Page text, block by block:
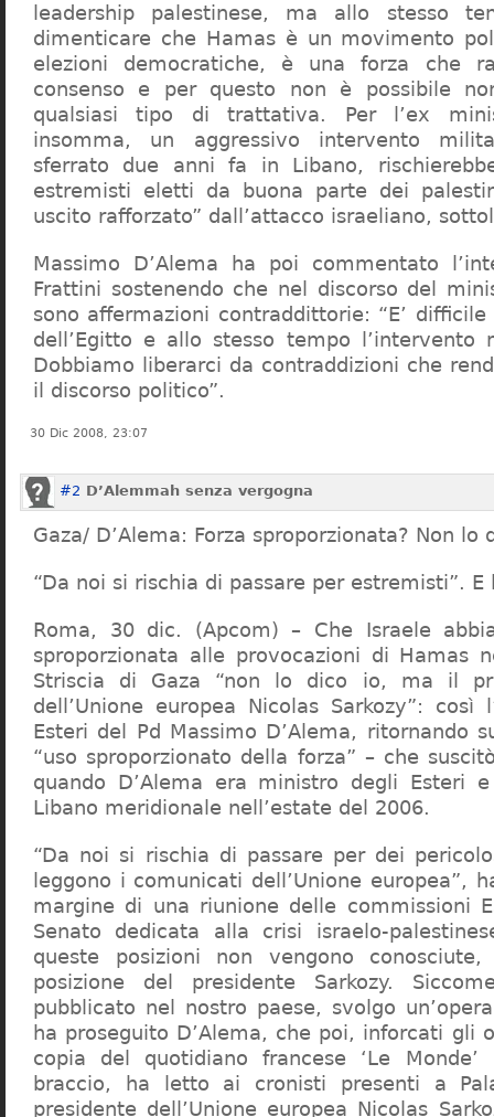
leadership palestinese, ma allo stesso
dimenticare che Hamas è un movimento
elezioni democratiche, è una forza che
consenso e per questo non è possibile
qualsiasi tipo di trattativa. Per l’ex
insomma, un aggressivo intervento
sferrato due anni fa in Libano,
estremisti eletti da buona parte dei
uscito rafforzato” dall’attacco israeliano,
Massimo D’Alema ha poi commentato
Frattini sostenendo che nel discorso del
sono affermazioni contraddittorie: “E’ difficile
dell’Egitto e allo stesso tempo l’intervento
Dobbiamo liberarci da contraddizioni che
il discorso politico”.
30 Dic 2008, 23:07
#2 D’Alemmah senza vergogna
Gaza/ D’Alema: Forza sproporzionata? Non lo
“Da noi si rischia di passare per estremisti”. E
Roma, 30 dic. (Apcom) – Che Israele
sproporzionata alle provocazioni di Hamas
Striscia di Gaza “non lo dico io, ma il
dell’Unione europea Nicolas Sarkozy”: così
Esteri del Pd Massimo D’Alema, ritornando
“uso sproporzionato della forza” – che
quando D’Alema era ministro degli Esteri
Libano meridionale nell’estate del 2006.
“Da noi si rischia di passare per dei
leggono i comunicati dell’Unione europea”,
margine di una riunione delle commissioni
Senato dedicata alla crisi israelo-
queste posizioni non vengono
posizione del presidente Sarkozy.
pubblicato nel nostro paese, svolgo
ha proseguito D’Alema, che poi, inforcati gli
copia del quotidiano francese ‘Le
braccio, ha letto ai cronisti presenti a
presidente dell’Unione europea Nicolas